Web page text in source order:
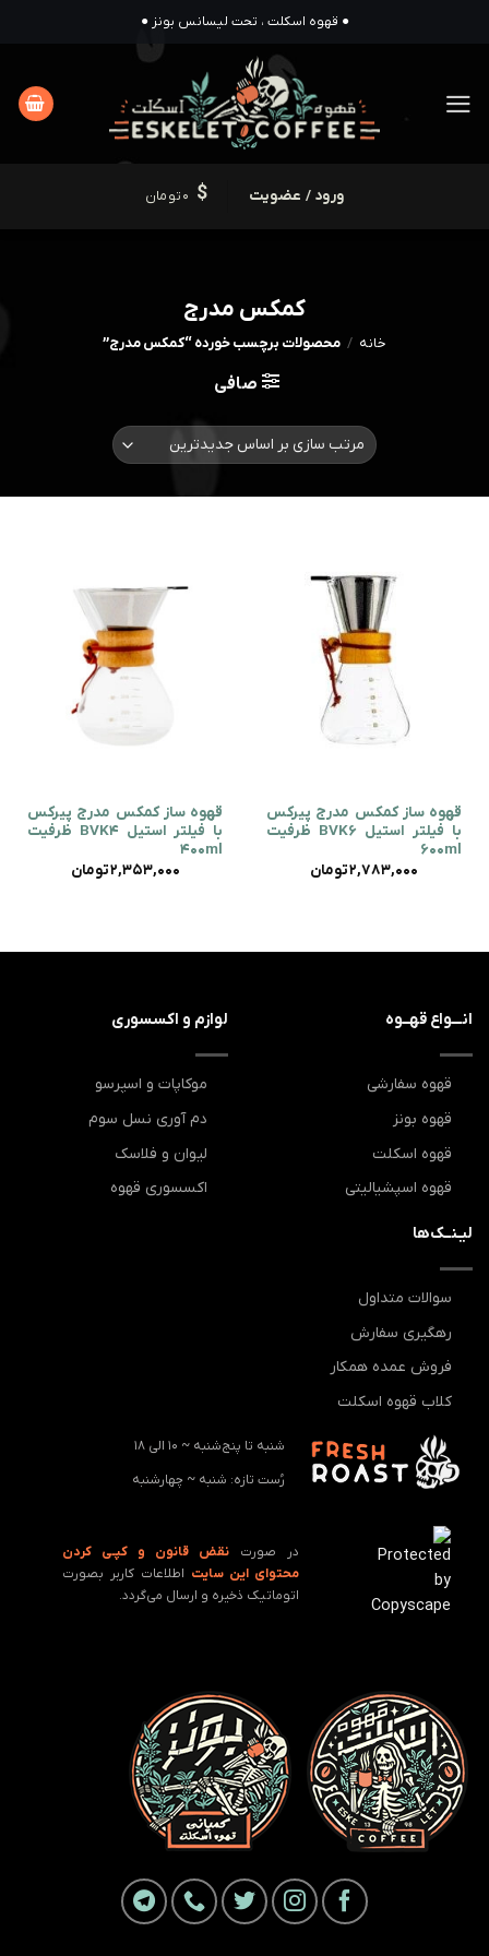
● قهوه اسکلت ، تحت لیسانس بونز ●
ورود / عضویت 0تومان
کمکس مدرج
خانه / محصولات برچسب خورده “کمکس مدرج”
صافی
قهوه ساز کمکس مدرج پیرکس
با فیلتر استیل BVK6 ظرفیت
600ml
2,783,000تومان
قهوه ساز کمکس مدرج پیرکس
با فیلتر استیل BVK4 ظرفیت
400ml
2,353,000تومان
انـــواع قهــوه
قهوه سفارشی
قهوه بونز
قهوه اسکلت
قهوه اسپشیالیتی
لوازم و اکسسوری
موکاپات و اسپرسو
دم آوری نسل سوم
لیوان و فلاسک
اکسسوری قهوه
لیـنــک‌ها
سوالات متداول
رهگیری سفارش
فروش عمده همکار
کلاب قهوه اسکلت
شنبه تا پنج‌شنبه ~ 10 الی 18
رُست تازه: ‌شنبه ~ چهارشنبه
در صورت
نقض قانون و کپـی کردن
محتوای این سایت اطلاعات کاربر بصورت
اتوماتیک ذخیره و ارسال می‌گردد.